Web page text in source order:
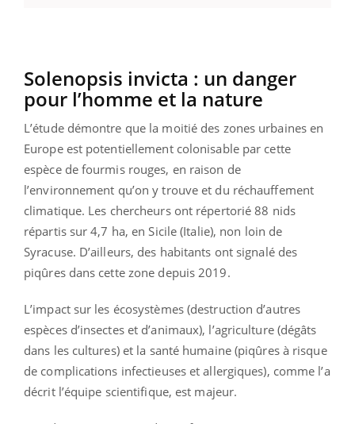
Solenopsis invicta : un danger
pour l’homme et la nature
L’étude démontre que la moitié des zones urbaines en
Europe est potentiellement colonisable par cette
espèce de fourmis rouges, en raison de
l’environnement qu’on y trouve et du réchauffement
climatique. Les chercheurs ont répertorié 88 nids
répartis sur 4,7 ha, en Sicile (Italie), non loin de
Syracuse. D’ailleurs, des habitants ont signalé des
piqûres dans cette zone depuis 2019.
L’impact sur les écosystèmes (destruction d’autres
espèces d’insectes et d’animaux), l’agriculture (dégâts
dans les cultures) et la santé humaine (piqûres à risque
de complications infectieuses et allergiques), comme l’a
décrit l’équipe scientifique, est majeur.